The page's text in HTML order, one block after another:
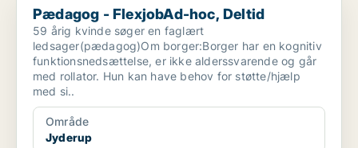
Pædagog - FlexjobAd-hoc, Deltid
59 årig kvinde søger en faglært
ledsager(pædagog)Om borger:Borger har en kognitiv
funktionsnedsættelse, er ikke alderssvarende og går
med rollator. Hun kan have behov for støtte/hjælp
med si..
Område
Jyderup